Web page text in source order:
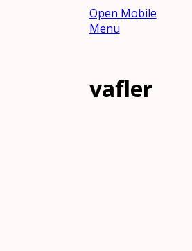
Open Mobile
Menu
vafler